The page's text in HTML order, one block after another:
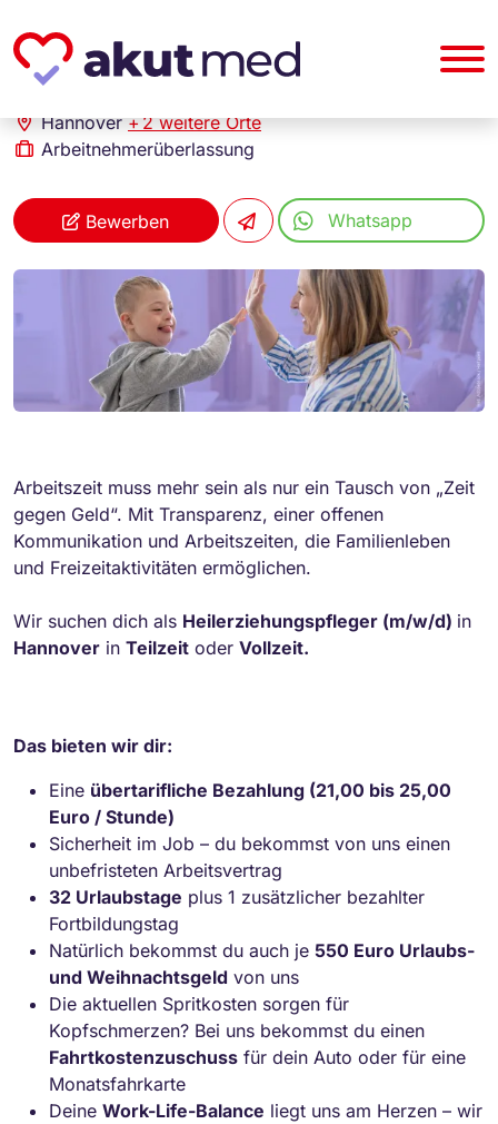
akut... Medizinische Personallogistik GmbH
Heilerziehungspfleger (m/w/d)
Hannover+2 weitere Orte
Arbeitnehmerüberlassung
Bewerben Whatsapp
Arbeitszeit muss mehr sein als nur ein Tausch von „Zeit
gegen Geld“. Mit Transparenz, einer offenen
Kommunikation und Arbeitszeiten, die Familienleben
und Freizeitaktivitäten ermöglichen.
Wir suchen dich als Heilerziehungspfleger (m/w/d) in
Hannover in Teilzeit oder Vollzeit.
Das bieten wir dir:
Eine übertarifliche Bezahlung (21,00 bis 25,00
Euro / Stunde)
Sicherheit im Job – du bekommst von uns einen
unbefristeten Arbeitsvertrag
32 Urlaubstage plus 1 zusätzlicher bezahlter
Fortbildungstag
Natürlich bekommst du auch je 550 Euro Urlaubs-
und Weihnachtsgeld von uns
Die aktuellen Spritkosten sorgen für
Kopfschmerzen? Bei uns bekommst du einen
Fahrtkostenzuschuss für dein Auto oder für eine
Monatsfahrkarte
Deine Work-Life-Balance liegt uns am Herzen – wir